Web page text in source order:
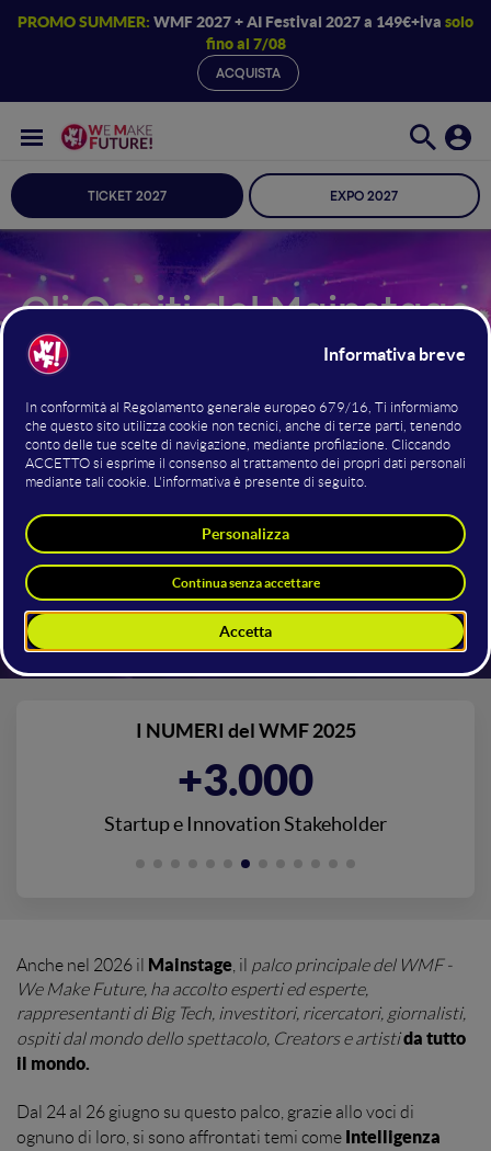
PROMO SUMMER: WMF 2027 + AI Festival 2027 a 149€+iva solo
fino al 7/08
ACQUISTA
TICKET 2027 EXPO 2027
Gli Ospiti del Mainstage
24 · 25 · 26 GIUGNO 2026 /BOLOGNAFIERE
Meet the Change Makers
SCOPRI DI PIU'
I NUMERI del WMF 2025
+3.000
Startup e Innovation Stakeholder
Anche nel 2026 il Mainstage , il palco principale del WMF -
We Make Future, ha accolto esperti ed esperte,
rappresentanti di Big Tech, investitori, ricercatori, giornalisti,
ospiti dal mondo dello spettacolo, Creators e artistida tutto
il mondo.
Dal 24 al 26 giugno su questo palco, grazie allo voci di
ognuno di loro, si sono affrontati temi come Intelligenza